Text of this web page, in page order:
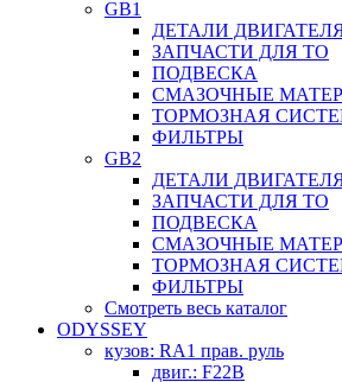
GB1
ДЕТАЛИ
ЗАПЧАСТИ ДЛЯ ТО
ПОДВЕСКА
СМАЗОЧНЫЕ
ТОРМОЗНАЯ
ФИЛЬТРЫ
GB2
ДЕТАЛИ
ЗАПЧАСТИ ДЛЯ ТО
ПОДВЕСКА
СМАЗОЧНЫЕ
ТОРМОЗНАЯ
ФИЛЬТРЫ
Смотреть весь каталог
ODYSSEY
кузов: RA1 прав. руль
двиг.: F22B